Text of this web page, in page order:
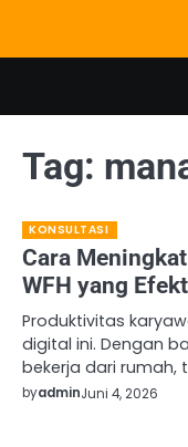
content
Tag:
KONSULTASI
Cara
WFH yang
Produktivitas
digital ini. Dengan
bekerja dari rumah,
byadminJuni 4, 2026